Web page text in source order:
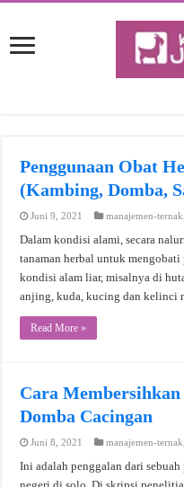
Penggunaan Obat
(Kambing, Domba,
Juni 9, 2021 manajemen-ternak
Dalam kondisi alami, secara
tanaman herbal untuk
kondisi alam liar, misalnya di
anjing, kuda, kucing dan kelinci
Read More »
Cara
Domba Cacingan
Juni 8, 2021 manajemen-ternak
Ini adalah penggalan dari